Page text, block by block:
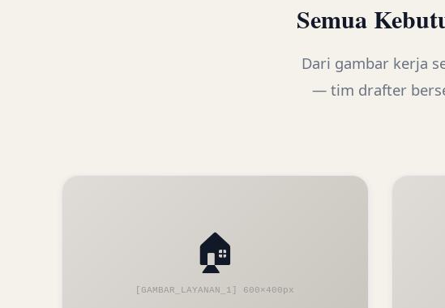
Semua
Dari gambar kerja
— tim drafter
🏠
[GAMBAR_LAYANAN_1] 600×400px